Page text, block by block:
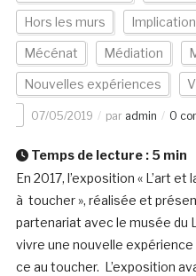
Hors les murs
Mécénat Médiation
Nouvelles expériences
07/05/2019 par admin 0
Temps de lecture : 5 min
En 2017, l’exposition « L’art
à toucher », réalisée et
partenariat avec le musée du
vivre une nouvelle
ce au toucher. L’exposition